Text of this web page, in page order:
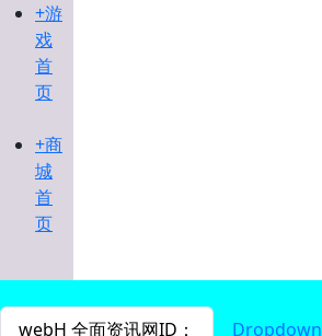
+游
戏
首
页
+商
城
首
页
webH 全面资讯网ID： Dropdown